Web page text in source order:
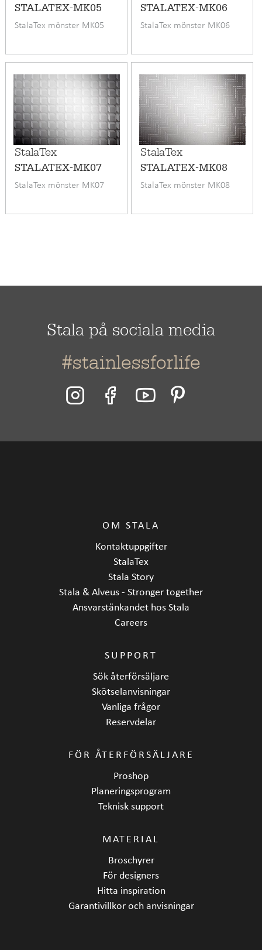
STALATEX-MK05
StalaTex mönster MK05
STALATEX-MK06
StalaTex mönster MK06
StalaTex
STALATEX-MK07
StalaTex mönster MK07
StalaTex
STALATEX-MK08
StalaTex mönster MK08
Stala på sociala media
#stainlessforlife
OM STALA
Kontaktuppgifter
StalaTex
Stala Story
Stala & Alveus - Stronger together
Ansvarstänkandet hos Stala
Careers
SUPPORT
Sök återförsäljare
Skötselanvisningar
Vanliga frågor
Reservdelar
FÖR ÅTERFÖRSÄLJARE
Proshop
Planeringsprogram
Teknisk support
MATERIAL
Broschyrer
För designers
Hitta inspiration
Garantivillkor och anvisningar